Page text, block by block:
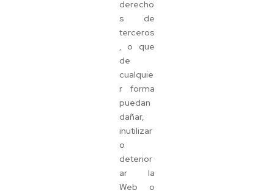
derecho
s de
terceros
, o que
de
cualquie
r forma
puedan
dañar,
inutilizar
o
deterior
ar la
Web o